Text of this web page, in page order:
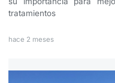
tratamientos
hace 2 meses